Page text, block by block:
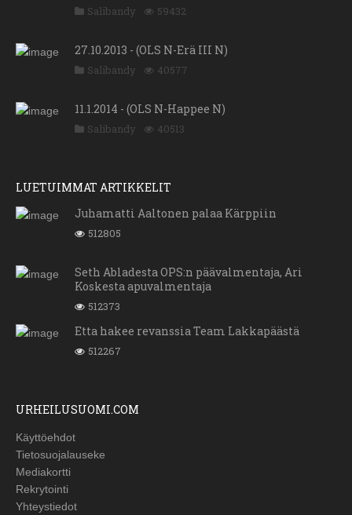
Salibandy 59432
27.10.2013 - (OLS N-Erä III N)
Salibandy 40577
11.1.2014 - (OLS N-Happee N)
Salibandy 40513
LUETUIMMAT ARTIKKELIT
Juhamatti Aaltonen palaa Kärppiin
512805
Seth Abladesta OPS:n päävalmentaja, Ari
Koskesta apuvalmentaja
512373
Etta hakee revanssia Team Lakkapäästä
512267
URHEILUSUOMI.COM
Käyttöehdot
Tietosuojalauseke
Mediakortti
Rekrytointi
Yhteystiedot